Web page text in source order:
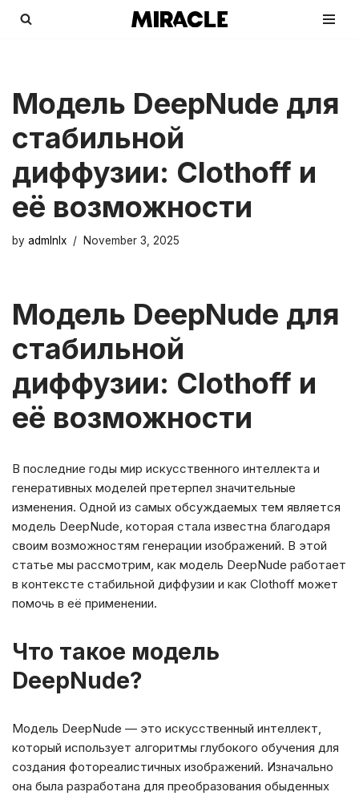
Модель DeepNude для
стабильной
диффузии: Clothoff и
её возможности
by admlnlx November 3, 2025
Модель DeepNude для
стабильной
диффузии: Clothoff и
её возможности
В последние годы мир искусственного интеллекта и
генеративных моделей претерпел значительные
изменения. Одной из самых обсуждаемых тем является
модель DeepNude, которая стала известна благодаря
своим возможностям генерации изображений. В этой
статье мы рассмотрим, как модель DeepNude работает
в контексте стабильной диффузии и как Clothoff может
помочь в её применении.
Что такое модель
DeepNude?
Модель DeepNude — это искусственный интеллект,
который использует алгоритмы глубокого обучения для
создания фотореалистичных изображений. Изначально
она была разработана для преобразования обыденных